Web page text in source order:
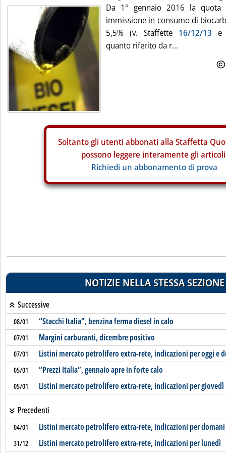
Da 1° gennaio 2016 la quota
immissione in consumo di
5,5% (v. Staffette 16/12/13
quanto riferito da r...
Soltanto gli utenti abbonati alla Staffetta
possono leggere interamente gli
Richiedi un abbonamento di prova
NOTIZIE NELLA STESSA SEZIONE
Successive
08/01 “Stacchi Italia”, benzina ferma diesel in calo
07/01 Margini carburanti, dicembre positivo
07/01 Listini mercato petrolifero extra-rete, indicazioni per oggi e
05/01 “Prezzi Italia”, gennaio apre in forte calo
05/01 Listini mercato petrolifero extra-rete, indicazioni per giovedì
Precedenti
04/01 Listini mercato petrolifero extra-rete, indicazioni per domani
31/12 Listini mercato petrolifero extra-rete, indicazioni per lunedì